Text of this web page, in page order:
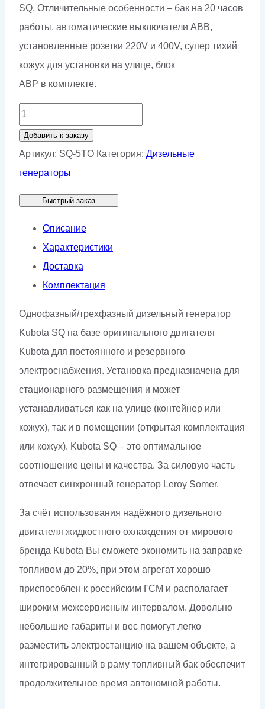
SQ. Отличительные особенности – бак на 20 часов
работы, автоматические выключатели ABB,
установленные розетки 220V и 400V, супер тихий
кожух для установки на улице, блок
АВР в комплекте.
Количество
товара
Генератор
Stamford
5TO
Добавить к заказу
Артикул: SQ-5TO Категория: Дизельные
генераторы
Быстрый заказ
Описание
Характеристики
Доставка
Комплектация
Однофазный/трехфазный дизельный генератор
Kubota SQ на базе оригинального двигателя
Kubota для постоянного и резервного
электроснабжения. Установка предназначена для
стационарного размещения и может
устанавливаться как на улице (контейнер или
кожух), так и в помещении (открытая комплектация
или кожух). Kubota SQ – это оптимальное
соотношение цены и качества. За силовую часть
отвечает синхронный генератор Leroy Somer.
За счёт использования надёжного дизельного
двигателя жидкостного охлаждения от мирового
бренда Kubota Вы сможете экономить на заправке
топливом до 20%, при этом агрегат хорошо
приспособлен к российским ГСМ и располагает
широким межсервисным интервалом. Довольно
небольшие габариты и вес помогут легко
разместить электростанцию на вашем объекте, а
интегрированный в раму топливный бак обеспечит
продолжительное время автономной работы.